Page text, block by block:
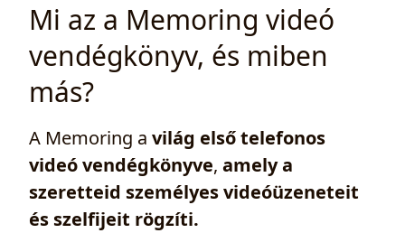
Mi az a Memoring videó
vendégkönyv, és miben
más?
A Memoring a világ első telefonos
videó vendégkönyve, amely a
szeretteid személyes videóüzeneteit
és szelfijeit rögzíti.